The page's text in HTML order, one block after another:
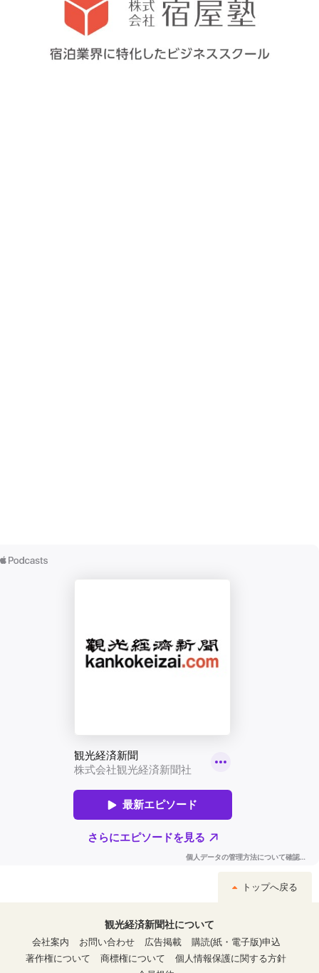
トップへ戻る
観光経済新聞社について
会社案内
お問い合わせ 広告掲載
購読(紙・電子版)申込
著作権について
商標権について
個人情報保護に関する方針